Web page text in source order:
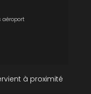
à proximité